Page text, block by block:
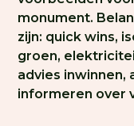
monument.
zijn: quick wins,
groen,
advies inwinnen,
informeren over